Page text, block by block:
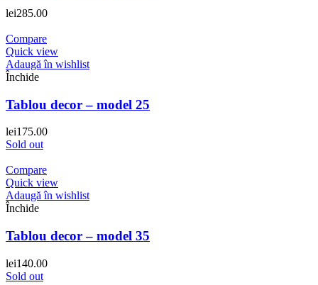
lei285.00
Compare
Quick view
Adaugă în wishlist
Închide
Tablou decor – model 25
lei175.00
Sold out
Compare
Quick view
Adaugă în wishlist
Închide
Tablou decor – model 35
lei140.00
Sold out